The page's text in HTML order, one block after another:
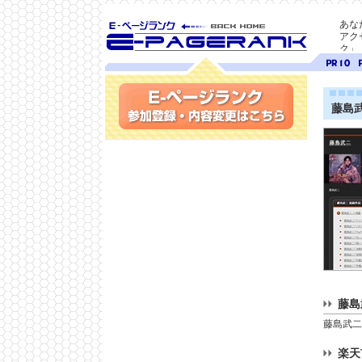
SEO対策に E-ページ
ランク
あな
アク
ク」
ランク
10
9
藤島
藤
藤島武
楽
参加登録(無料)・内容変更